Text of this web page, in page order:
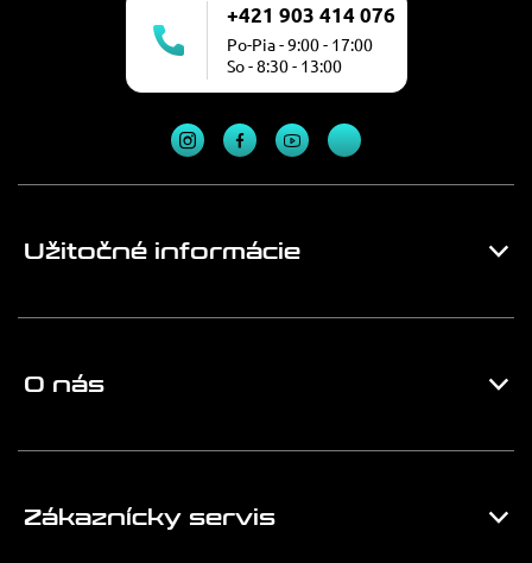
+421 903 414 076
Po-Pia - 9:00 - 17:00
So - 8:30 - 13:00
Užitočné informácie
O nás
Zákaznícky servis